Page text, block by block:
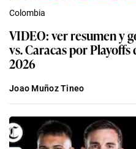
Colombia
VIDEO: ver resumen y
vs. Caracas por
2026
Joao Muñoz Tineo